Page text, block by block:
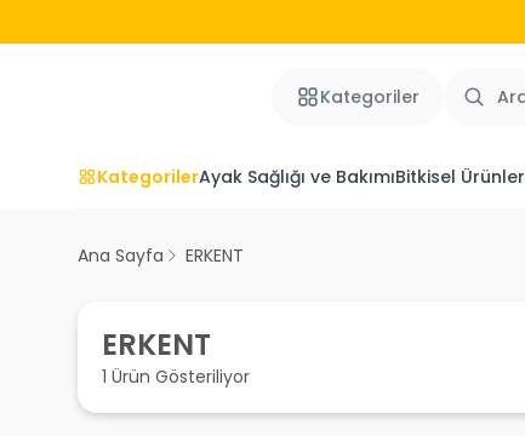
Kategoriler
KategorilerAyak Sağlığı ve BakımıBitkisel Ürünler
Ana Sayfa ERKENT
ERKENT
1 Ürün Gösteriliyor